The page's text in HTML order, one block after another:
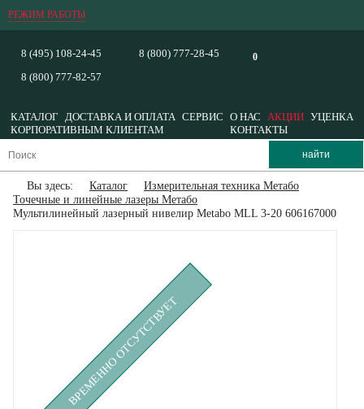
РЕЖИМ РАБОТЫ
0
8 (495) 108-24-45
8 (800) 777-82-57
8 (800) 777-28-45
КАТАЛОГ ДОСТАВКА И ОПЛАТА СЕРВИС О НАС АКЦИИ УЦЕНКА
КОРПОРАТИВНЫМ КЛИЕНТАМ
КОНТАКТЫ
Вы здесь: Каталог
Измерительная техника Метабо
Точечные и линейные лазеры Метабо
Мультилинейный лазерный нивелир Metabo MLL 3-20 606167000
ВРЕМЕННО ОТСУТСТВУЕТ